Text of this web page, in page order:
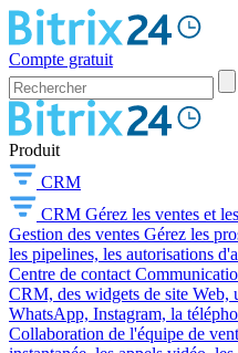
Compte gratuit
Produit
CRM
CRM Gérez les ventes et
Gestion des ventes Gérez les
les pipelines, les autorisations
Centre de contact
CRM, des widgets de site Web,
WhatsApp, Instagram, la
Collaboration de l'équipe de